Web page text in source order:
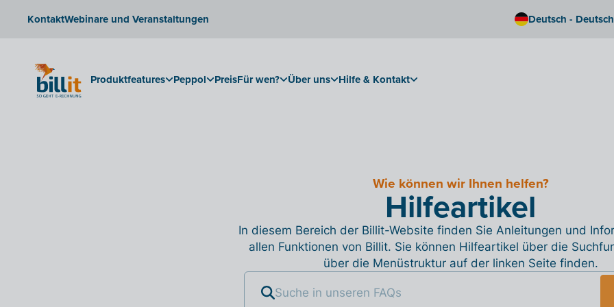
KontaktWebinare und Veranstaltungen Deutsch -
Produktfeatures Peppol PreisFür wen? Über uns Hilfe & Kontakt
Wie können wir Ihnen helfen?
Hilfeartikel
In diesem Bereich der Billit-Website finden Sie Anleitungen und
allen Funktionen von Billit. Sie können Hilfeartikel über die
über die Menüstruktur auf der linken Seite finden.